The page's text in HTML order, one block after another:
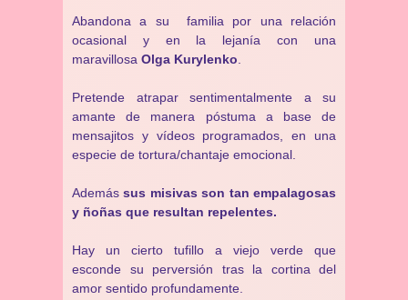
Abandona a su familia por una relación
ocasional y en la lejanía con una
maravillosa Olga Kurylenko
Pretende atrapar sentimentalmente a su
amante de manera póstuma a base de
mensajitos y vídeos programados, en una
especie de tortura/chantaje emocional.
Ademássus misivas son tan empalagosas
y ñoñas que resultan repelentes.
Hay un cierto tufillo a viejo verde que
esconde su perversión tras la cortina del
amor sentido profundamente.